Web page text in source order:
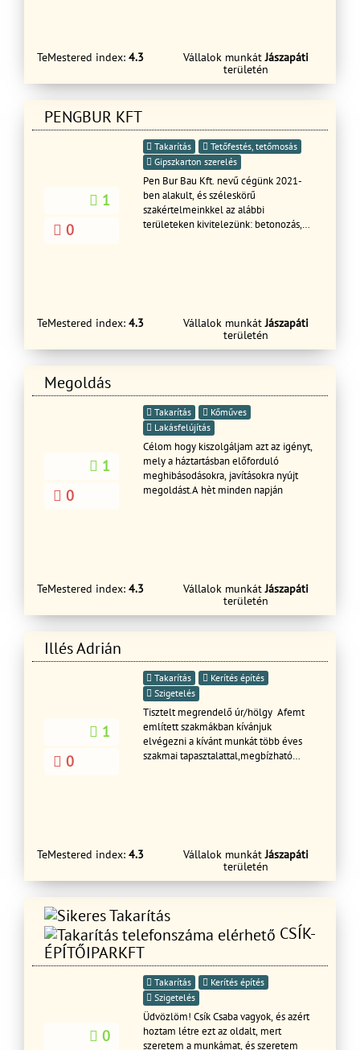
TeMestered index: 4.3 Vállalok munkátJászapáti
területén
PENGBUR KFT
1
0
Takarítás
Tetőfestés, tetőmosás
Gipszkarton szerelés
Pen Bur Bau Kft. nevű cégünk 2021-
ben alakult, és széleskörű
szakértelmeinkkel az alábbi
területeken kivitelezünk: betonozás,
tetőablak beépítés, ablakok és ajtók
beépítése. Országszerte vállalunk
kivitelezést. Büszkék vagyunk
megbízható és tapasztalt kivitelezőt
keres, lépjen kapcsolatba velünk!
TeMestered index: 4.3 Vállalok munkátJászapáti
területén
Megoldás
1
0
Takarítás
Kőműves
Lakásfelújítás
Célom hogy kiszolgáljam azt az igényt,
mely a háztartásban előforduló
meghibásodásokra, javításokra nyújt
megoldást.A hèt minden napján
TeMestered index: 4.3 Vállalok munkátJászapáti
területén
Illés Adrián
1
0
Takarítás
Kerítés építés
Szigetelés
Tisztelt megrendelő úr/hölgy Afemt
említett szakmákban kívánjuk
elvégezni a kívánt munkát több éves
szakmai tapasztalattal,megbízható
TeMestered index: 4.3 Vállalok munkátJászapáti
területén
CSÍK-
ÉPÍTŐIPARKFT
0
Takarítás
Kerítés építés
Szigetelés
Üdvözlöm! Csík Csaba vagyok, és azért
hoztam létre ezt az oldalt, mert
szeretem a munkámat, és szeretem